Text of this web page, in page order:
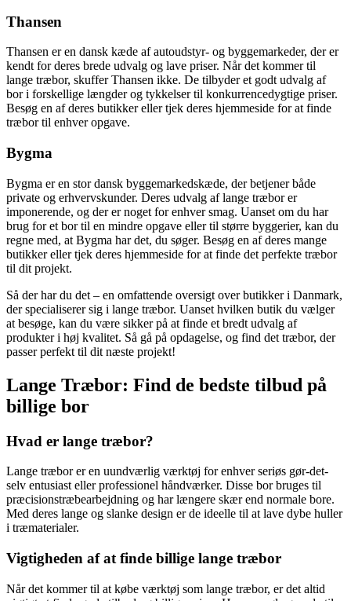
Thansen
Thansen er en dansk kæde af autoudstyr- og byggemarkeder, der er
kendt for deres brede udvalg og lave priser. Når det kommer til
lange træbor, skuffer Thansen ikke. De tilbyder et godt udvalg af
bor i forskellige længder og tykkelser til konkurrencedygtige priser.
Besøg en af deres butikker eller tjek deres hjemmeside for at finde
træbor til enhver opgave.
Bygma
Bygma er en stor dansk byggemarkedskæde, der betjener både
private og erhvervskunder. Deres udvalg af lange træbor er
imponerende, og der er noget for enhver smag. Uanset om du har
brug for et bor til en mindre opgave eller til større byggerier, kan du
regne med, at Bygma har det, du søger. Besøg en af deres mange
butikker eller tjek deres hjemmeside for at finde det perfekte træbor
til dit projekt.
Så der har du det – en omfattende oversigt over butikker i Danmark,
der specialiserer sig i lange træbor. Uanset hvilken butik du vælger
at besøge, kan du være sikker på at finde et bredt udvalg af
produkter i høj kvalitet. Så gå på opdagelse, og find det træbor, der
passer perfekt til dit næste projekt!
Lange Træbor: Find de bedste tilbud på
billige bor
Hvad er lange træbor?
Lange træbor er en uundværlig værktøj for enhver seriøs gør-det-
selv entusiast eller professionel håndværker. Disse bor bruges til
præcisionstræbearbejdning og har længere skær end normale bore.
Med deres lange og slanke design er de ideelle til at lave dybe huller
i træmaterialer.
Vigtigheden af at finde billige lange træbor
Når det kommer til at købe værktøj som lange træbor, er det altid